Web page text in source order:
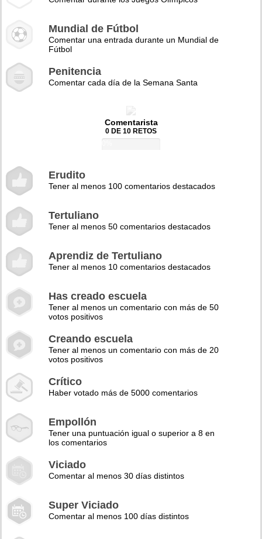
Mundial de Fútbol
Comentar una entrada durante un Mundial de
Fútbol
Penitencia
Comentar cada día de la Semana Santa
Comentarista
0 DE 10 RETOS
Erudito
Tener al menos 100 comentarios destacados
Tertuliano
Tener al menos 50 comentarios destacados
Aprendiz de Tertuliano
Tener al menos 10 comentarios destacados
Has creado escuela
Tener al menos un comentario con más de 50
votos positivos
Creando escuela
Tener al menos un comentario con más de 20
votos positivos
Crítico
Haber votado más de 5000 comentarios
Empollón
Tener una puntuación igual o superior a 8 en
los comentarios
Viciado
Comentar al menos 30 días distintos
Super Viciado
Comentar al menos 100 días distintos